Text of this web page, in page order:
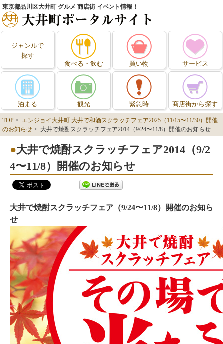
東京都品川区大井町 グルメ 商店街 イベント情報！
ジャンルで
探す
食べる・飲む
買い物 サービス
泊まる 観光 緊急時 商店街から探す
TOP > エンジョイ大井町 大井で和酒スクラッチフェア2025（11/15〜11/30）開催
のお知らせ > 大井で焼酎スクラッチフェア2014（9/24〜11/8）開催のお知らせ
大井で焼酎スクラッチフェア2014（9/2
4〜11/8）開催のお知らせ
大井で焼酎スクラッチフェア（9/24〜11/8）開催のお知ら
せ